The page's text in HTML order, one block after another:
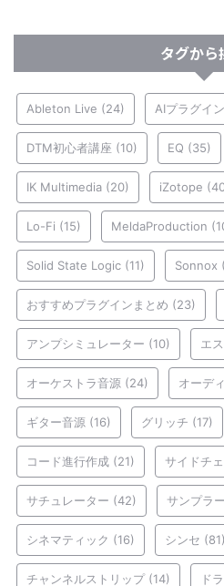
タグから
Ableton Live (24) AIプラグイン
DTM初心者講座 (10) EQ (35)
IK Multimedia (20) iZotope
Lo-Fi (15) MeldaProduction
Solid State Logic (11) Sonnox
おすすめプラグインまとめ (23)
アンプシミュレーター (10) エ
オーケストラ音源 (24) オーデ
ギター音源 (16) グリッチ (17)
コード進行作成 (21) サイドチ
サチュレーター (42) サンプラー
シネマティック (16) シンセ (81)
チャンネルストリップ(14) ド